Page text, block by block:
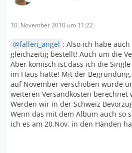
10. November 2010 um 11:22
fallen_angel : Also ich habe
gleichzeitig bestellt! Auch um die
Aber komisch ist,dass ich die
im Haus hatte! Mit der
auf November verschoben wurde
weiteren Versandkosten berechnet
Werden wir in der Schweiz
Wenn das mit dem Album auch so
ich es am 20.Nov. in den Händen